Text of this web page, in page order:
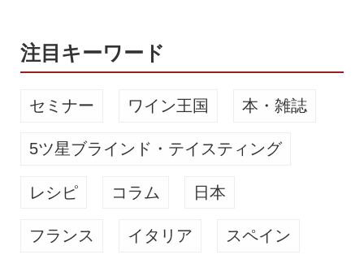
注目キーワード
セミナー ワイン王国 本・雑誌
5ツ星ブラインド・テイスティング
レシピ コラム 日本
フランス イタリア スペイン